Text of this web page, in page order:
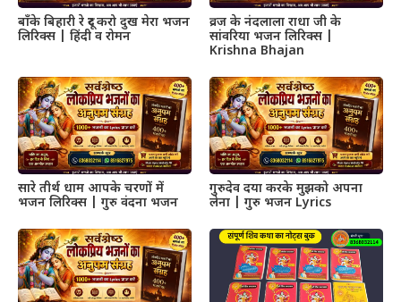
बाँके बिहारी रे दूर करो दुख मेरा भजन
लिरिक्स | हिंदी व रोमन
व्रज के नंदलाला राधा जी के
सांवरिया भजन लिरिक्स |
Krishna Bhajan
सारे तीर्थ धाम आपके चरणों में
भजन लिरिक्स | गुरु वंदना भजन
गुरुदेव दया करके मुझको अपना
लेना | गुरु भजन Lyrics